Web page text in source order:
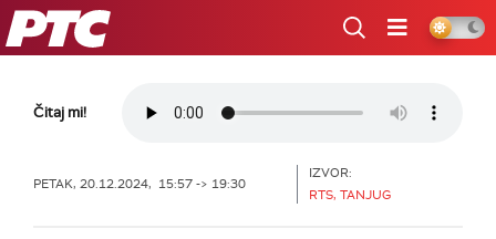
RTS
Čitaj mi!
PETAK, 20.12.2024, 15:57 -> 19:30
IZVOR:
RTS, TANJUG